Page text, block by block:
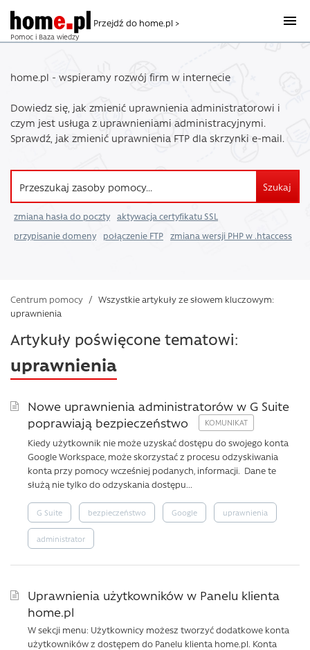
Pomoc i Baza wiedzy
Przejdź do home.pl >
home.pl - wspieramy rozwój firm w internecie
Dowiedz się, jak zmienić uprawnienia administratorowi i
czym jest usługa z uprawnieniami administracyjnymi.
Sprawdź, jak zmienić uprawnienia FTP dla skrzynki e-mail.
Szukaj
zmiana hasła do poczty
aktywacja certyfikatu SSL
przypisanie domeny
połączenie FTP zmiana wersji PHP w .htaccess
Centrum pomocy / Wszystkie artykuły ze słowem kluczowym:
uprawnienia
Artykuły poświęcone tematowi:
uprawnienia
Nowe uprawnienia administratorów w G Suite
poprawiają bezpieczeństwo
Kiedy użytkownik nie może uzyskać dostępu do swojego konta
Google Workspace, może skorzystać z procesu odzyskiwania
konta przy pomocy wcześniej podanych, informacji. Dane te
służą nie tylko do odzyskania dostępu...
G Suite bezpieczeństwo Google uprawnienia
administrator
Uprawnienia użytkowników w Panelu klienta
home.pl
W sekcji menu: Użytkownicy możesz tworzyć dodatkowe konta
użytkowników z dostępem do Panelu klienta home.pl. Konta